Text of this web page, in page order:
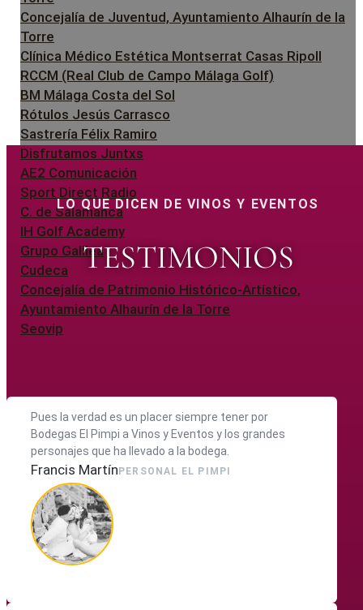
Concejalía de Juventud, Ayuntamiento Alhaurín de la
Torre
Clínica Médico Estética Montserrat Casas Ripoll
RCCM (Real Club de Campo Málaga Golf)
BM Málaga Costa del Sol
Rótulos Jesús Carrasco
Sastrería Félix Ramiro
Disfrutamos Juntxs
AE2 Comunicación
Sport Direct Radio
C. de Salamanca
IH Golf Academy
Grupo Galilea
Cudeca
Concejalía de Patrimonio Histórico-Artístico,
Ayuntamiento Alhaurín de la Torre
Seovip
LO QUE DICEN DE VINOS Y EVENTOS
TESTIMONIOS
Pues la verdad es un placer siempre tener por
Bodegas El Pimpi a Vinos y Eventos y los grandes
personajes que ha llevado a la bodega.
Francis Martín PERSONAL EL PIMPI